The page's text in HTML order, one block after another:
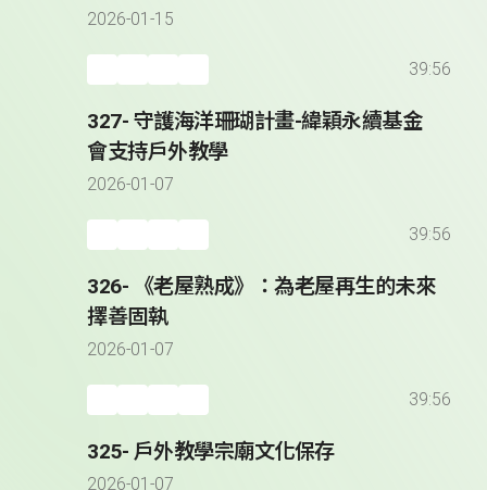
2026-01-15
39:56
327- 守護海洋珊瑚計畫-緯穎永續基金
會支持戶外教學
2026-01-07
39:56
326- 《老屋熟成》：為老屋再生的未來
擇善固執
2026-01-07
39:56
325- 戶外教學宗廟文化保存
2026-01-07